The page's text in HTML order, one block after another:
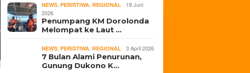
NEWS ,PERISTIWA ,REGIONAL
19 Juni
2026
Penumpang KM Dorolonda
Melompat ke Laut …
NEWS ,PERISTIWA ,REGIONAL 3 April 2026
7 Bulan Alami Penurunan,
Gunung Dukono K…